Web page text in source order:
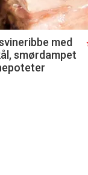
med
smørdampet